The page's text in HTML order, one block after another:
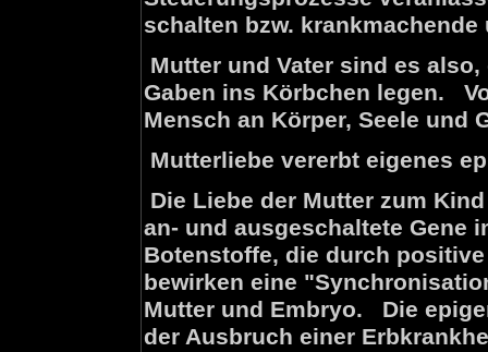
schalten bzw.
Mutter und Vater sind es
Gaben ins Körbchen legen.
Mensch an Körper, Seele und
Mutterliebe vererbt eigenes
Die Liebe der Mutter zum
an- und ausgeschaltete Gene
Botenstoffe, die durch
bewirken eine
Mutter und Embryo. Die
der Ausbruch einer